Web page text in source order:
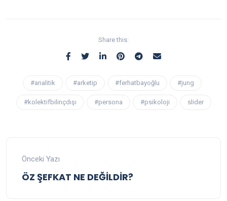
Share this:
#analitik #arketip #ferhatbayoğlu #jung
#kolektifbilinçdışı #persona #psikoloji slider
Önceki Yazı
ÖZ ŞEFKAT NE DEĞİLDİR?